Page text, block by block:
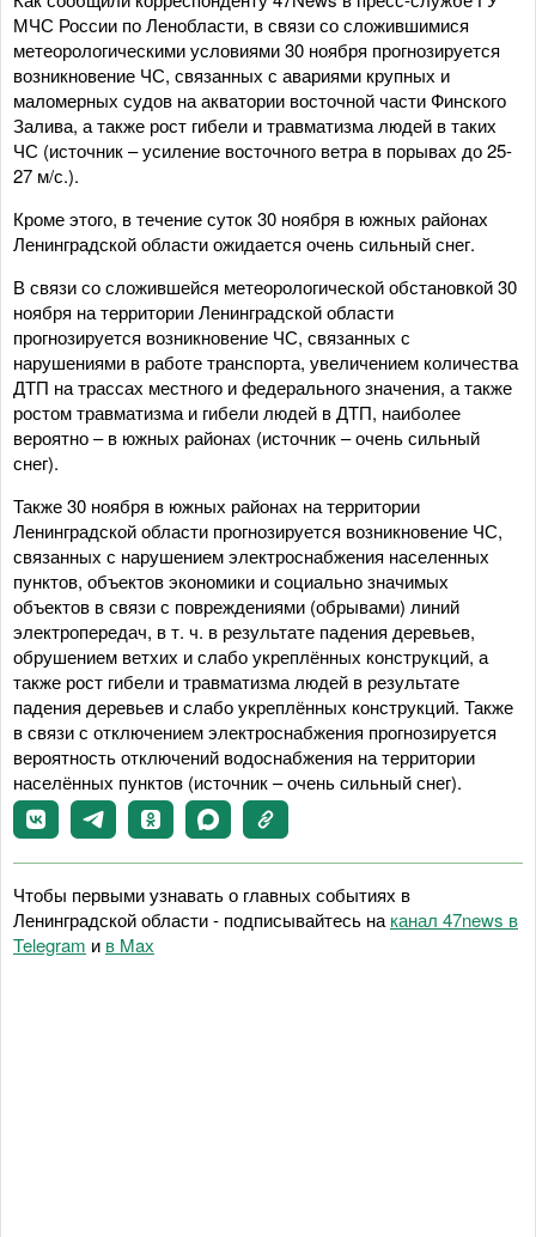
МЧС России по Ленобласти, в связи со сложившимися
метеорологическими условиями 30 ноября прогнозируется
возникновение ЧС, связанных с авариями крупных и
маломерных судов на акватории восточной части Финского
Залива, а также рост гибели и травматизма людей в таких
ЧС (источник – усиление восточного ветра в порывах до 25-
27 м/с.).
Кроме этого, в течение суток 30 ноября в южных районах
Ленинградской области ожидается очень сильный снег.
В связи со сложившейся метеорологической обстановкой 30
ноября на территории Ленинградской области
прогнозируется возникновение ЧС, связанных с
нарушениями в работе транспорта, увеличением количества
ДТП на трассах местного и федерального значения, а также
ростом травматизма и гибели людей в ДТП, наиболее
вероятно – в южных районах (источник – очень сильный
снег).
Также 30 ноября в южных районах на территории
Ленинградской области прогнозируется возникновение ЧС,
связанных с нарушением электроснабжения населенных
пунктов, объектов экономики и социально значимых
объектов в связи с повреждениями (обрывами) линий
электропередач, в т. ч. в результате падения деревьев,
обрушением ветхих и слабо укреплённых конструкций, а
также рост гибели и травматизма людей в результате
падения деревьев и слабо укреплённых конструкций. Также
в связи с отключением электроснабжения прогнозируется
вероятность отключений водоснабжения на территории
населённых пунктов (источник – очень сильный снег).
Чтобы первыми узнавать о главных событиях в
Ленинградской области - подписывайтесь на канал 47news в
Telegram и в Maх